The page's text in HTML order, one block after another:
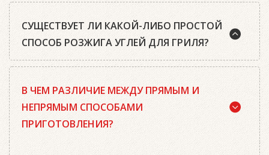
СУЩЕСТВУЕТ ЛИ КАКОЙ-ЛИБО ПРОСТОЙ
СПОСОБ РОЗЖИГА УГЛЕЙ ДЛЯ ГРИЛЯ?
качественный древесный уголь или угольные
брикеты Weber, кубики для розжига, а также наш
необходимым количеством угля или брикетов,
В ЧЕМ РАЗЛИЧИЕ МЕЖДУ ПРЯМЫМ И
НЕПРЯМЫМ СПОСОБАМИ
ПРИГОТОВЛЕНИЯ?